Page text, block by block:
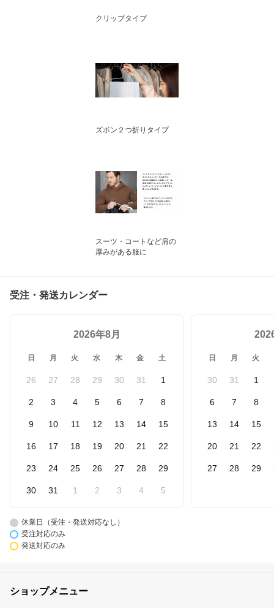
クリップタイプ
ズボン２つ折りタイプ
スーツ・コートなど肩の
厚みがある服に
受注・発送カレンダー
2026年8月
日 月 火 水 木 金 土
26 27 28 29 30 31 1
2 3 4 5 6 7 8
9 10 11 12 13 14 15
16 17 18 19 20 21 22
23 24 25 26 27 28 29
30 31 1 2 3 4 5
日 月 火
30 31 1
6 7 8
13 14 15
20 21 22
27 28 29
休業日（受注・発送対応なし）
受注対応のみ
発送対応のみ
ショップメニュー